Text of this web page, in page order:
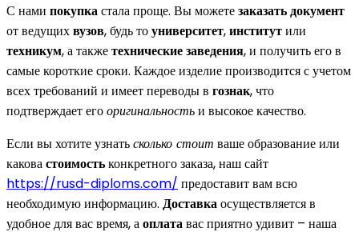
С нами покупкастала проще. Вы можетезаказать документ
от ведущихвузов, будь тоуниверситет,институтили
техникум, а такжетехнические заведения, и получить его в
самые короткие сроки. Каждое изделие производится с учетом
всех требований и имеет переводы в гознак, что
подтверждает егооригинальностьи высокое качество.
Если вы хотите узнатьсколько стоит ваше образование или
каковастоимостьконкретного заказа, наш сайт
https://rusd-diploms.com/ предоставит вам всю
необходимую информацию. Доставкаосуществляется в
удобное для вас время, аоплатавас приятно удивит – наша